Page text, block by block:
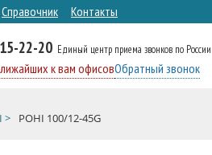
Справочник Контакты
22-20 Единый центр приема звонков по России
к вам офисовОбратный звонок
> POHI 100/12-45G